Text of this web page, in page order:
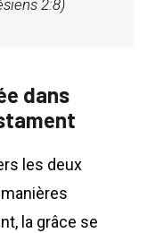
2:8)
dans
les deux
la grâce se